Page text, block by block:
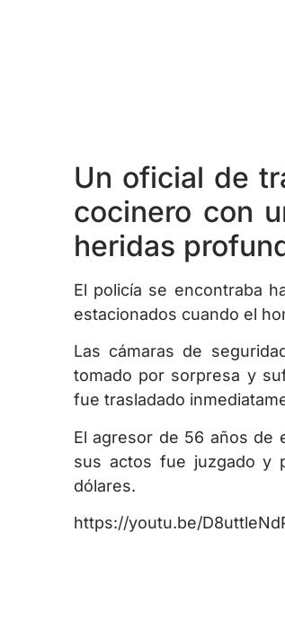
Un oficial de
cocinero con
heridas
El policía se encontraba
estacionados cuando el
Las cámaras de
tomado por sorpresa y
fue trasladado
El agresor de 56 años de
sus actos fue juzgado y
dólares.
https://youtu.be/